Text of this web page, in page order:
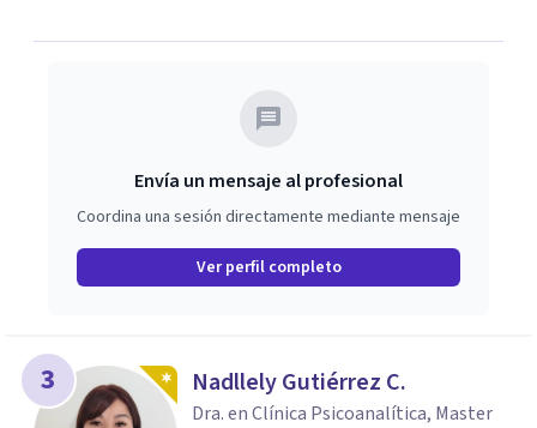
Envía un mensaje al profesional
Coordina una sesión directamente mediante mensaje
Ver perfil completo
3 Nadllely Gutiérrez C.
Dra. en Clínica Psicoanalítica, Master